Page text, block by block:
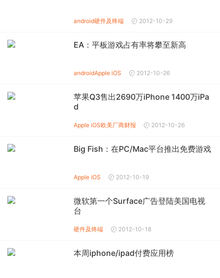
android硬件及终端 2012-10-29
EA：平板游戏占有率将攀至新高
androidApple iOS 2012-10-26
苹果Q3售出2690万iPhone 1400万iPa
d
Apple iOS欧美厂商财报 2012-10-26
Big Fish：在PC/Mac平台推出免费游戏
Apple iOS 2012-10-19
微软第一个Surface广告登陆美国电视
台
硬件及终端 2012-10-18
本周iphone/ipad付费应用榜